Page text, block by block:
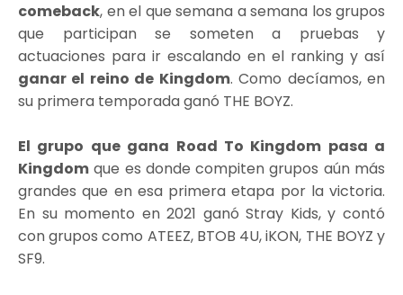
comeback, en el que semana a semana los grupos
que participan se someten a pruebas y
actuaciones para ir escalando en el ranking y así
ganar el reino de Kingdom. Como decíamos, en
su primera temporada ganó THE BOYZ.
El grupo que gana Road To Kingdom pasa a
Kingdom que es donde compiten grupos aún más
grandes que en esa primera etapa por la victoria.
En su momento en 2021 ganó Stray Kids, y contó
con grupos como ATEEZ, BTOB 4U, iKON, THE BOYZ y
SF9.